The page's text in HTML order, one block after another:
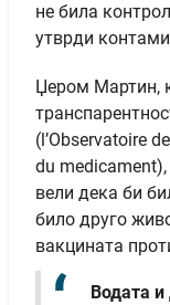
не била
утврди
Џером Мартин,
(l’Observatoire
du medicament),
вели дека би
било друго
вакцината
Водата